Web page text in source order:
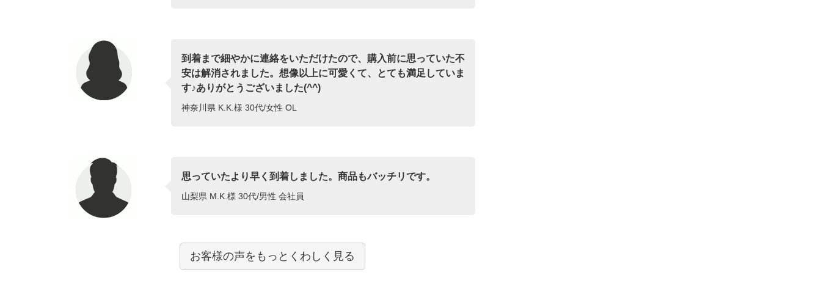
到着まで細やかに連絡をいただけたので、購入前に思っていた不
安は解消されました。想像以上に可愛くて、とても満足していま
す♪ありがとうございました(^^)
神奈川県 K.K.様 30代/女性 OL
思っていたより早く到着しました。商品もバッチリです。
山梨県 M.K.様 30代/男性 会社員
お客様の声をもっとくわしく見る